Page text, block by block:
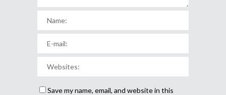
Save my name, email, and website in this